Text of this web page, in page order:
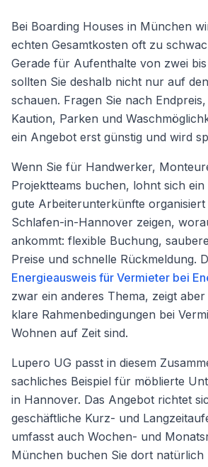
Bei Boarding Houses in München
echten Gesamtkosten oft zu
Gerade für Aufenthalte von zwei
sollten Sie deshalb nicht nur auf
schauen. Fragen Sie nach Endpreis,
Kaution, Parken und
ein Angebot erst günstig und wird
Wenn Sie für Handwerker,
Projektteams buchen, lohnt sich
gute Arbeiterunterkünfte organisiert
Schlafen-in-Hannover zeigen,
ankommt: flexible Buchung,
Preise und schnelle Rückmeldung.
Energieausweis für Vermieter bei
zwar ein anderes Thema, zeigt
klare Rahmenbedingungen bei
Wohnen auf Zeit sind.
Lupero UG passt in diesem
sachliches Beispiel für möblierte
in Hannover. Das Angebot richtet
geschäftliche Kurz- und
umfasst auch Wochen- und
München buchen Sie dort natürlich